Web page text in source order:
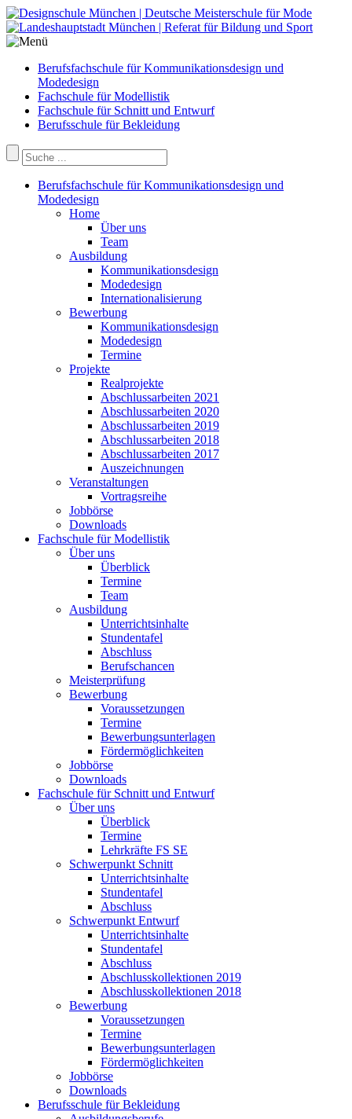
Berufsfachschule für Kommunikationsdesign und
Modedesign
Fachschule für Modellistik
Fachschule für Schnitt und Entwurf
Berufsschule für Bekleidung
Berufsfachschule für Kommunikationsdesign und
Modedesign
Home
Über uns
Team
Ausbildung
Kommunikationsdesign
Modedesign
Internationalisierung
Bewerbung
Kommunikationsdesign
Modedesign
Termine
Projekte
Realprojekte
Abschlussarbeiten 2021
Abschlussarbeiten 2020
Abschlussarbeiten 2019
Abschlussarbeiten 2018
Abschlussarbeiten 2017
Auszeichnungen
Veranstaltungen
Vortragsreihe
Jobbörse
Downloads
Fachschule für Modellistik
Über uns
Überblick
Termine
Team
Ausbildung
Unterrichtsinhalte
Stundentafel
Abschluss
Berufschancen
Meisterprüfung
Bewerbung
Voraussetzungen
Termine
Bewerbungsunterlagen
Fördermöglichkeiten
Jobbörse
Downloads
Fachschule für Schnitt und Entwurf
Über uns
Überblick
Termine
Lehrkräfte FS SE
Schwerpunkt Schnitt
Unterrichtsinhalte
Stundentafel
Abschluss
Schwerpunkt Entwurf
Unterrichtsinhalte
Stundentafel
Abschluss
Abschlusskollektionen 2019
Abschlusskollektionen 2018
Bewerbung
Voraussetzungen
Termine
Bewerbungsunterlagen
Fördermöglichkeiten
Jobbörse
Downloads
Berufsschule für Bekleidung